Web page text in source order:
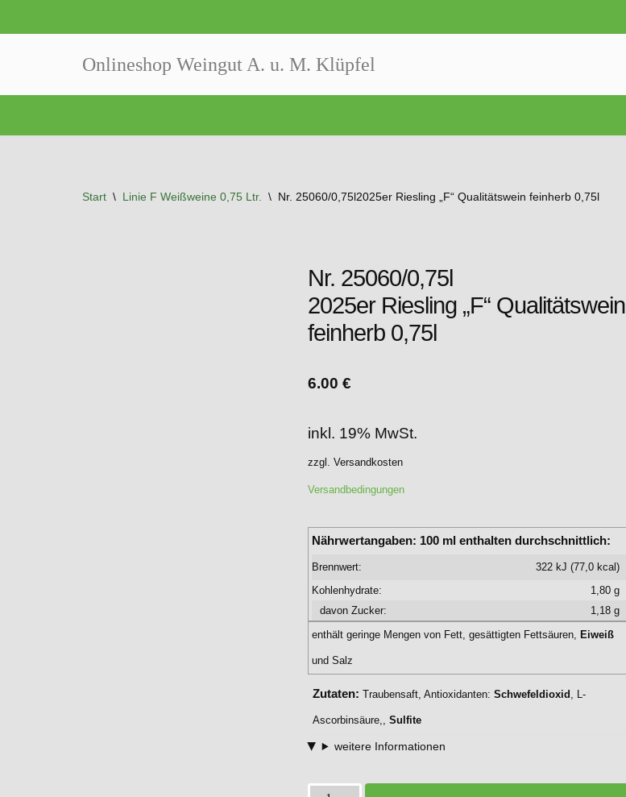
springen
Onlineshop Weingut A. u. M. Klüpfel
Start \ Linie F Weißweine 0,75 Ltr. \ Nr. 25060/0,75l2025er Riesling „F“ Qualitätswein feinherb 0,75l
Nr. 25060/0,75l
2025er Riesling „F“ Qualitätswein
feinherb 0,75l
6.00 €
inkl. 19% MwSt.
zzgl. Versandkosten
Versandbedingungen
Nährwertangaben: 100 ml enthalten durchschnittlich:
Brennwert:
322 kJ (77,0 kcal)
Kohlenhydrate:
1,80 g
davon Zucker:
1,18 g
enthält geringe Mengen von Fett, gesättigten Fettsäuren, Eiweiß
und Salz
Zutaten: Traubensaft, Antioxidanten: Schwefeldioxid , L-
Ascorbinsäure,, Sulfite
weitere Informationen